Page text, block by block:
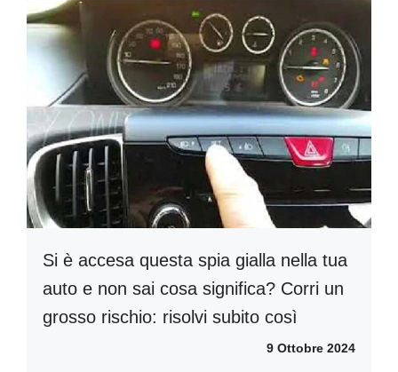
Si è accesa questa spia gialla nella tua
auto e non sai cosa significa? Corri un
grosso rischio: risolvi subito così
9 Ottobre 2024